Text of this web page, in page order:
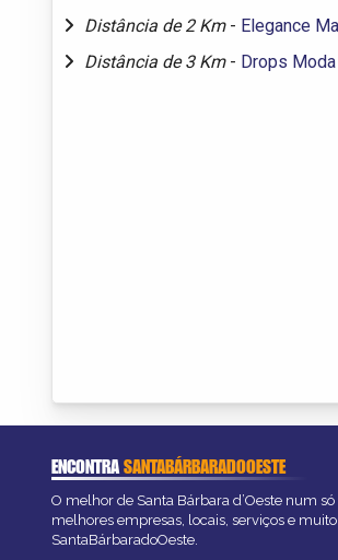
Distância de 2 Km - Elegance
Distância de 3 Km - Drops Moda
ENCONTRASANTABÁRBARADOOESTE
O melhor de Santa Bárbara d’Oeste num
melhores empresas, locais, serviços e
SantaBárbaradoOeste.